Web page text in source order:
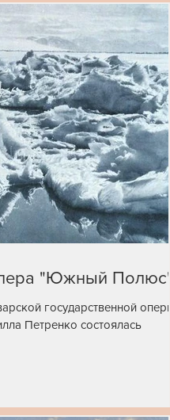
"Южный Полюс"
государственной оперы
Петренко состоялась